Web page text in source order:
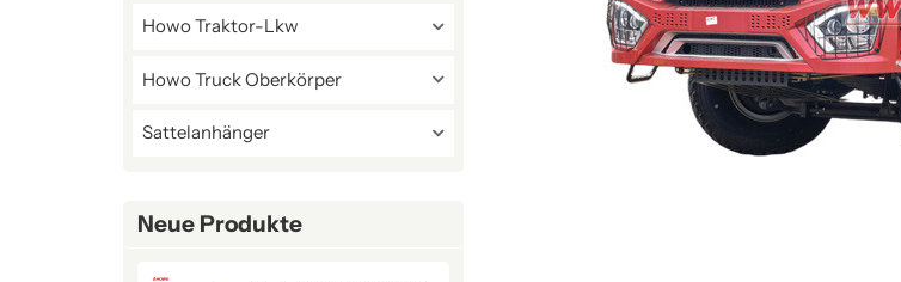
Howo Traktor-Lkw
Howo Truck Oberkörper
Sattelanhänger
Neue Produkte